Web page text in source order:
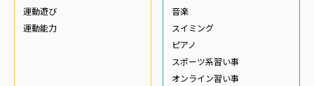
運動遊び
運動能力
音楽
スイミング
ピアノ
スポーツ系習い事
オンライン習い事